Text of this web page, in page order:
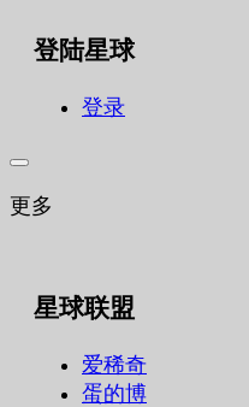
登陆星球
登录
更多
星球联盟
爱稀奇
蛋的博